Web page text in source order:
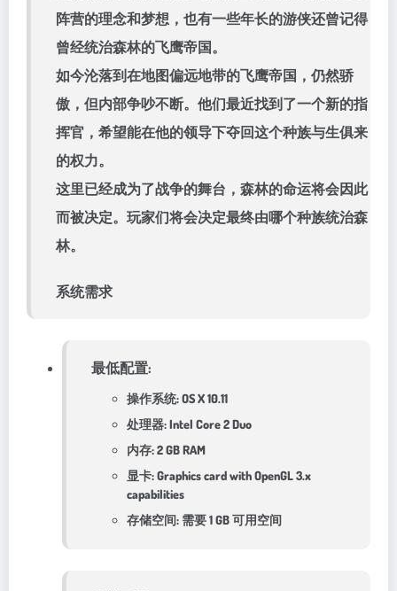
阵营的理念和梦想，也有一些年长的游侠还曾记得
曾经统治森林的飞鹰帝国。
如今沦落到在地图偏远地带的飞鹰帝国，仍然骄
傲，但内部争吵不断。他们最近找到了一个新的指
挥官，希望能在他的领导下夺回这个种族与生俱来
的权力。
这里已经成为了战争的舞台，森林的命运将会因此
而被决定。玩家们将会决定最终由哪个种族统治森
林。
系统需求
最低配置:
操作系统: OS X 10.11
处理器: Intel Core 2 Duo
内存: 2 GB RAM
显卡: Graphics card with OpenGL 3.x
capabilities
存储空间: 需要 1 GB 可用空间